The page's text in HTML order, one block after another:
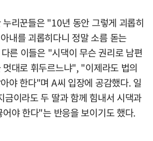
리꾼들은 "10년 동안 그렇게 괴롭히
내를 괴롭히다니 정말 소름 돋는
른 이들은 "시댁이 무슨 권리로 남편
대로 휘두르느냐", "이제라도 법의
야 한다"며 A씨 입장에 공감했다. 일
금이라도 두 딸과 함께 힘내서 시댁과
야 한다"는 반응을 보이기도 했다.